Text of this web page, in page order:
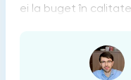
ei la buget în